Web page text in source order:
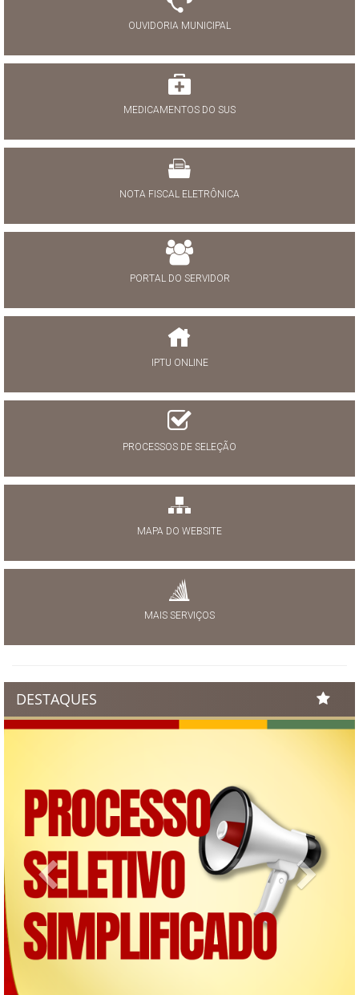
OUVIDORIA MUNICIPAL
MEDICAMENTOS DO SUS
NOTA FISCAL ELETRÔNICA
PORTAL DO SERVIDOR
IPTU ONLINE
PROCESSOS DE SELEÇÃO
MAPA DO WEBSITE
MAIS SERVIÇOS
DESTAQUES
Previous Next